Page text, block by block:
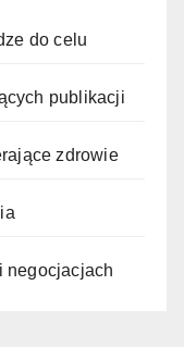
do celu
publikacji
zdrowie
negocjacjach